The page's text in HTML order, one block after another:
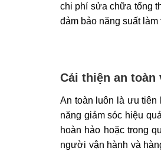
chi phí sửa chữa tổng
đảm bảo năng suất
Cải thiện an toàn
An toàn luôn là ưu tiên
năng giảm sóc hiệu
hoàn hảo hoặc trong
người vận hành và